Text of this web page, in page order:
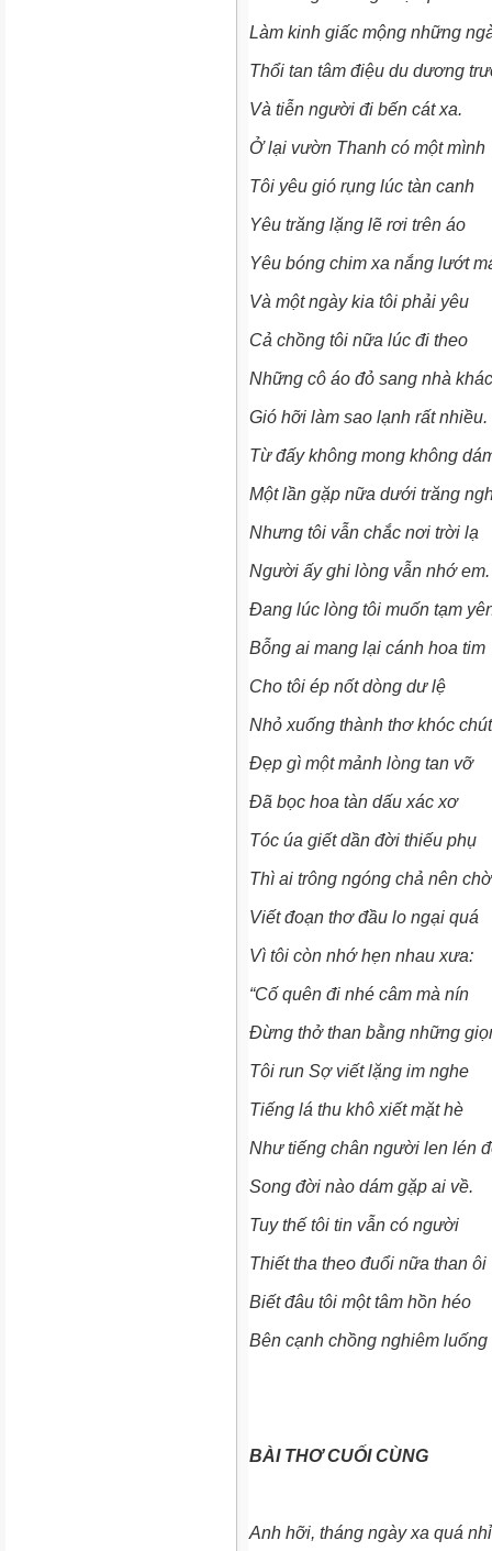
Làm kinh giấc mộng những
Thổi tan tâm điệu du dương
Và tiễn người đi bến cát xa.
Ở lại vườn Thanh có một mình
Tôi yêu gió rụng lúc tàn canh
Yêu trăng lặng lẽ rơi trên áo
Yêu bóng chim xa nắng lướt
Và một ngày kia tôi phải yêu
Cả chồng tôi nữa lúc đi theo
Những cô áo đỏ sang nhà khác
Gió hỡi làm sao lạnh rất nhiều.
Từ đấy không mong không
Một lần gặp nữa dưới trăng
Nhưng tôi vẫn chắc nơi trời lạ
Người ấy ghi lòng vẫn nhớ em.
Đang lúc lòng tôi muốn tạm
Bỗng ai mang lại cánh hoa tim
Cho tôi ép nốt dòng dư lệ
Nhỏ xuống thành thơ khóc
Đẹp gì một mảnh lòng tan vỡ
Đã bọc hoa tàn dấu xác xơ
Tóc úa giết dần đời thiếu phụ
Thì ai trông ngóng chả nên
Viết đoạn thơ đầu lo ngại quá
Vì tôi còn nhớ hẹn nhau xưa:
“Cố quên đi nhé câm mà nín
Đừng thở than bằng những
Tôi run Sợ viết lặng im nghe
Tiếng lá thu khô xiết mặt hè
Như tiếng chân người len lén
Song đời nào dám gặp ai về.
Tuy thế tôi tin vẫn có người
Thiết tha theo đuổi nữa than ôi
Biết đâu tôi một tâm hồn héo
Bên cạnh chồng nghiêm luống
BÀI THƠ CUỐI CÙNG
Anh hỡi, tháng ngày xa quá